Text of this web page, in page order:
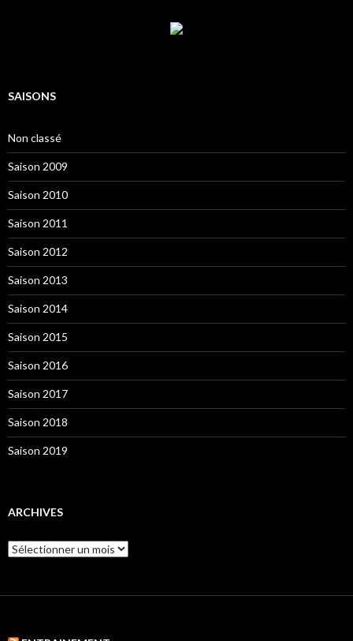
SAISONS
Non classé
Saison 2009
Saison 2010
Saison 2011
Saison 2012
Saison 2013
Saison 2014
Saison 2015
Saison 2016
Saison 2017
Saison 2018
Saison 2019
ARCHIVES
Archives